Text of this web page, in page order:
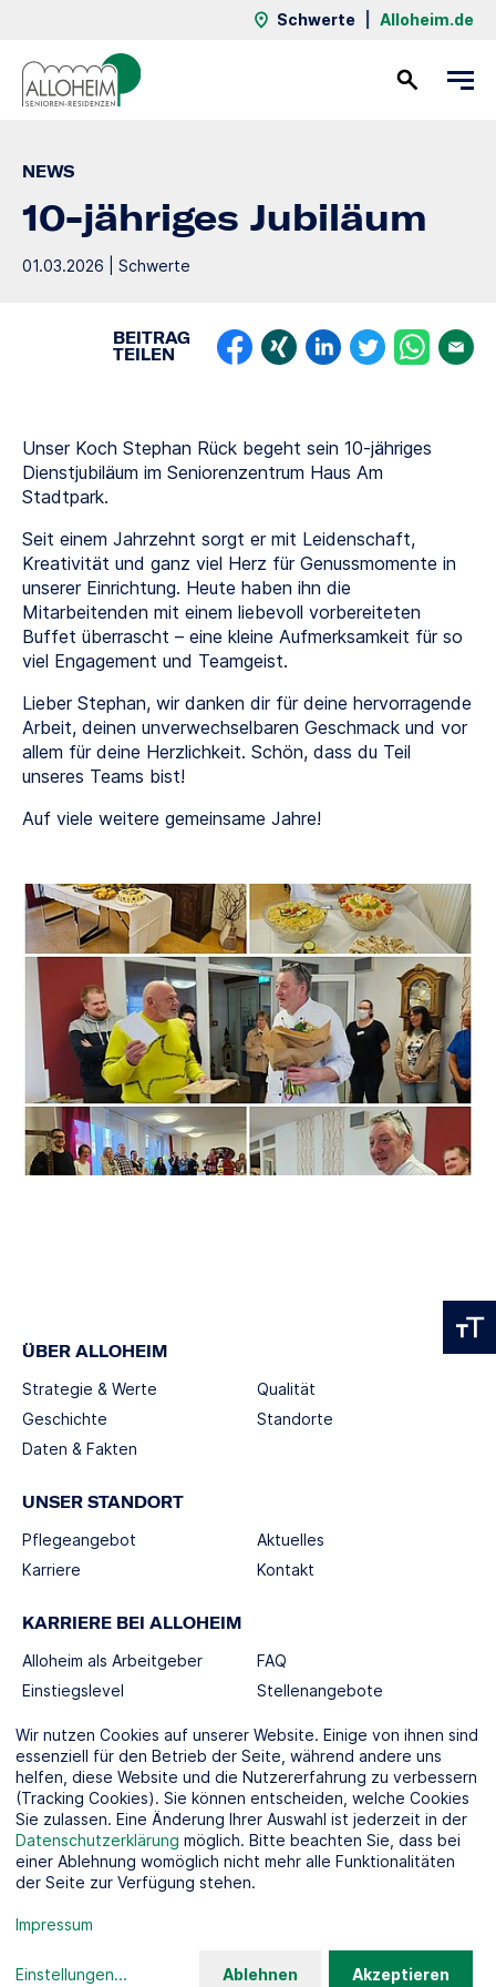
Schwerte Alloheim.de
NEWS
10-jähriges Jubiläum
01.03.2026 | Schwerte
BEITRAG
TEILEN
Unser Koch Stephan Rück begeht sein 10-jähriges
Dienstjubiläum im Seniorenzentrum Haus Am
Stadtpark.
Seit einem Jahrzehnt sorgt er mit Leidenschaft,
Kreativität und ganz viel Herz für Genussmomente in
unserer Einrichtung. Heute haben ihn die
Mitarbeitenden mit einem liebevoll vorbereiteten
Buffet überrascht – eine kleine Aufmerksamkeit für so
viel Engagement und Teamgeist.
Lieber Stephan, wir danken dir für deine hervorragende
Arbeit, deinen unverwechselbaren Geschmack und vor
allem für deine Herzlichkeit. Schön, dass du Teil
unseres Teams bist!
Auf viele weitere gemeinsame Jahre!
ÜBER ALLOHEIM
Strategie & Werte
Geschichte
Daten & Fakten
Qualität
Standorte
UNSER STANDORT
Pflegeangebot
Karriere
Aktuelles
Kontakt
KARRIERE BEI ALLOHEIM
Alloheim als Arbeitgeber
Einstiegslevel
FAQ
Stellenangebote
SOCIAL MEDIA
KOOPERATIONSPARTNER
Wir nutzen Cookies auf unserer Website. Einige von ihnen sind
essenziell für den Betrieb der Seite, während andere uns
helfen, diese Website und die Nutzererfahrung zu verbessern
(Tracking Cookies). Sie können entscheiden, welche Cookies
Sie zulassen. Eine Änderung Ihrer Auswahl ist jederzeit in der
Datenschutzerklärung möglich. Bitte beachten Sie, dass bei
einer Ablehnung womöglich nicht mehr alle Funktionalitäten
der Seite zur Verfügung stehen.
Impressum
Einstellungen... Ablehnen Akzeptieren